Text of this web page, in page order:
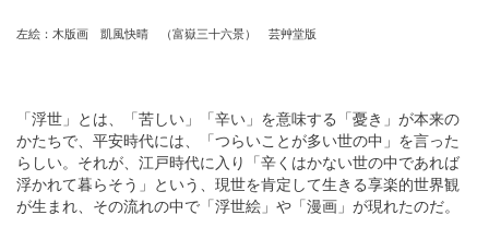
左絵：木版画 凱風快晴 （富嶽三十六景） 芸艸堂版
「浮世」とは、「苦しい」「辛い」を意味する「憂き」が本来の
かたちで、平安時代には、「つらいことが多い世の中」を言った
らしい。それが、江戸時代に入り「辛くはかない世の中であれば
浮かれて暮らそう」という、現世を肯定して生きる享楽的世界観
が生まれ、その流れの中で「浮世絵」や「漫画」が現れたのだ。